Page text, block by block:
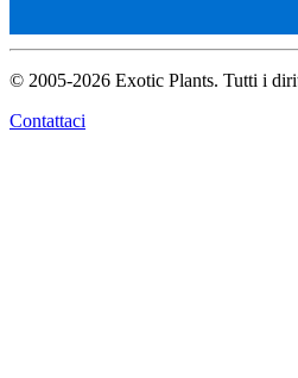
© 2005-2026 Exotic Plants. Tutti i
Contattaci